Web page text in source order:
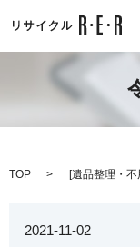
TOP [遺品整理・
2021-11-02